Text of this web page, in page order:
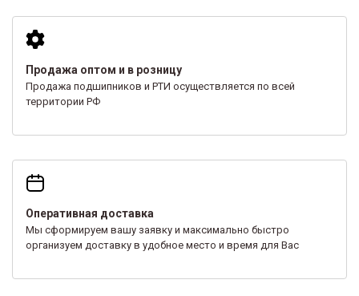
Продажа оптом и в розницу
Продажа подшипников и РТИ осуществляется по всей
территории РФ
Оперативная доставка
Мы сформируем вашу заявку и максимально быстро
организуем доставку в удобное место и время для Вас